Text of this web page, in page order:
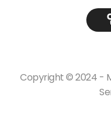
Copyright © 2024 -